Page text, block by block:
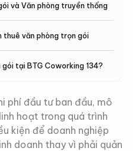
và Văn phòng truyền thống
thuê văn phòng trọn gói
tại BTG Coworking 134?
phí đầu tư ban đầu, mô
hoạt trong quá trình
kiện để doanh nghiệp
doanh thay vì phải quản